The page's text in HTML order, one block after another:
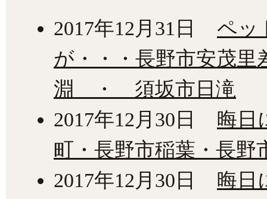
2017年12月31日
ペッ
が・・・長野市安茂
淵 ・ 須坂市日滝
2017年12月30日
晦日
町・長野市稲葉・長野
2017年12月30日
晦日